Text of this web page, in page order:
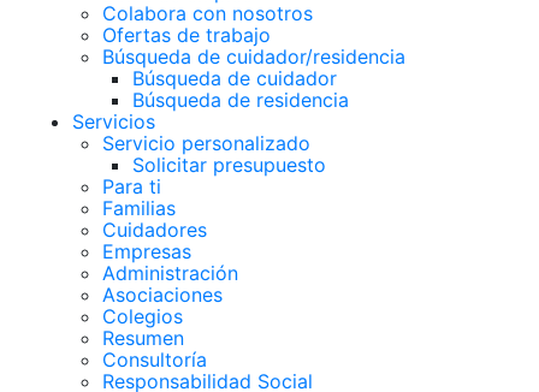
Colabora con nosotros
Ofertas de trabajo
Búsqueda de cuidador/residencia
Búsqueda de cuidador
Búsqueda de residencia
Servicios
Servicio personalizado
Solicitar presupuesto
Para ti
Familias
Cuidadores
Empresas
Administración
Asociaciones
Colegios
Resumen
Consultoría
Responsabilidad Social